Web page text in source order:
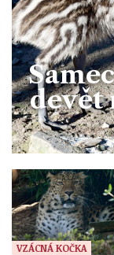
devět
VZÁCNÁ KOČKA